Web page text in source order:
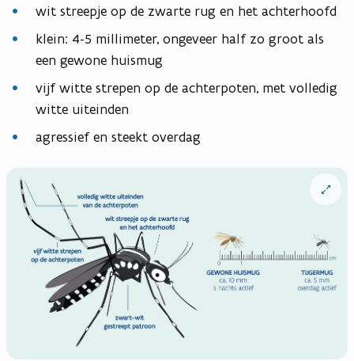
wit streepje op de zwarte rug en het achterhoofd
klein: 4-5 millimeter, ongeveer half zo groot als
een gewone huismug
vijf witte strepen op de achterpoten, met volledig
witte uiteinden
agressief en steekt overdag
vergrote